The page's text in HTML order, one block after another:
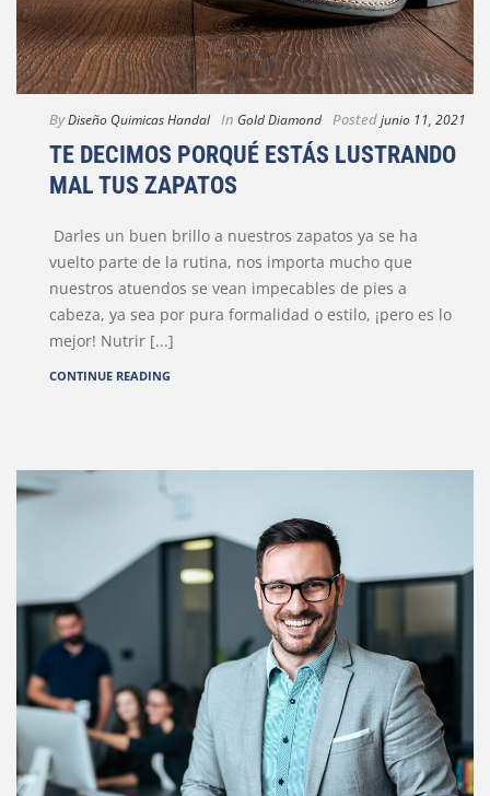
ByDiseño Quimicas Handal In Gold Diamond Postedjunio 11, 2021
TE DECIMOS PORQUÉ ESTÁS LUSTRANDO
MAL TUS ZAPATOS
Darles un buen brillo a nuestros zapatos ya se ha
vuelto parte de la rutina, nos importa mucho que
nuestros atuendos se vean impecables de pies a
cabeza, ya sea por pura formalidad o estilo, ¡pero es lo
mejor! Nutrir [...]
CONTINUE READING